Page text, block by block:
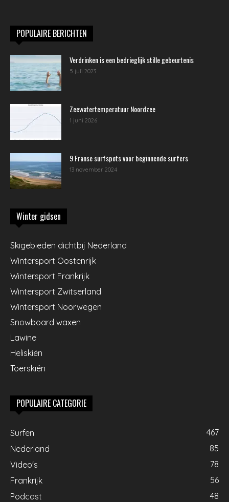
POPULAIRE BERICHTEN
Verdrinken is een bedrieglijk stille gebeurtenis
5 juli 2023
Zeewatertemperatuur Noordzee
1 juni 2026
9 Franse surfspots voor beginnende surfers
13 november 2024
Winter gidsen
Skigebieden dichtbij Nederland
Wintersport Oostenrijk
Wintersport Frankrijk
Wintersport Zwitserland
Wintersport Noorwegen
Snowboard waxen
Lawine
Heliskiën
Toerskiën
POPULAIRE CATEGORIE
Surfen
467
Nederland
85
Video's
78
Frankrijk
56
Podcast
48